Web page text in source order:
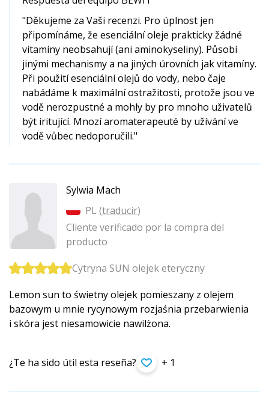
"Děkujeme za Vaši recenzi. Pro úplnost jen
připomínáme, že esenciální oleje prakticky žádné
vitamíny neobsahují (ani aminokyseliny). Působí
jinými mechanismy a na jiných úrovních jak vitamíny.
Při použití esenciální olejů do vody, nebo čaje
nabádáme k maximální ostražitosti, protože jsou ve
vodě nerozpustné a mohly by pro mnoho uživatelů
být iritující. Mnozí aromaterapeuté by užívání ve
vodě vůbec nedoporučili."
Sylwia Mach
PL (traducir)
Cliente verificado por la compra del
producto
Cytryna SUN olejek eteryczny
Lemon sun to świetny olejek pomieszany z olejem
bazowym u mnie rycynowym rozjaśnia przebarwienia
i skóra jest niesamowicie nawilżona.
¿Te ha sido útil esta reseña? + 1